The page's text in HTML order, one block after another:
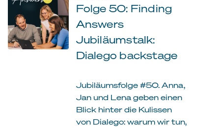
Folge 50: Finding
Answers
Jubiläumstalk:
Dialego backstage
Jubiläumsfolge #50. Anna,
Jan und Lena geben einen
Blick hinter die Kulissen
von Dialego: warum wir tun,